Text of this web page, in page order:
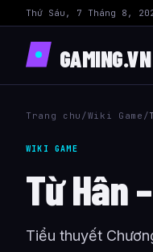
Thứ Sáu, 7 Tháng 8,
GAMING.VN
Trang chu /Wiki Game /
WIKI GAME
Từ Hân
Tiểu thuyết